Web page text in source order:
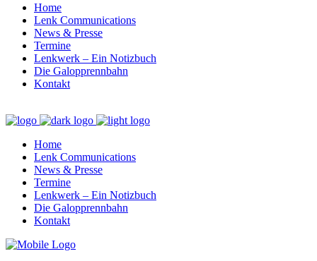
Home
Lenk Communications
News & Presse
Termine
Lenkwerk – Ein Notizbuch
Die Galopprennbahn
Kontakt
Home
Lenk Communications
News & Presse
Termine
Lenkwerk – Ein Notizbuch
Die Galopprennbahn
Kontakt